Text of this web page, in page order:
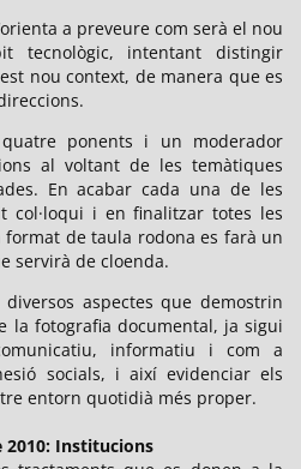
a preveure com serà el nou
tecnològic, intentant distingir
nou context, de manera que es
ponents i un moderador
al voltant de les temàtiques
En acabar cada una de les
col·loqui i en finalitzar totes les
format de taula rodona es farà un
servirà de cloenda.
aspectes que demostrin
la fotografia documental, ja sigui
informatiu i com a
socials, i així evidenciar els
entorn quotidià més proper.
2010: Institucions